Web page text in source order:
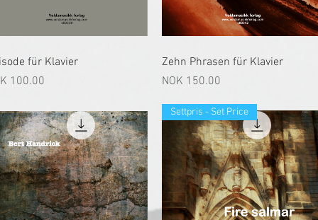
快速瀏覽
für Klavier
100.00
快速瀏覽
Zehn Phrasen für Klavier
價格
NOK 150.00
Settpris - Set Price